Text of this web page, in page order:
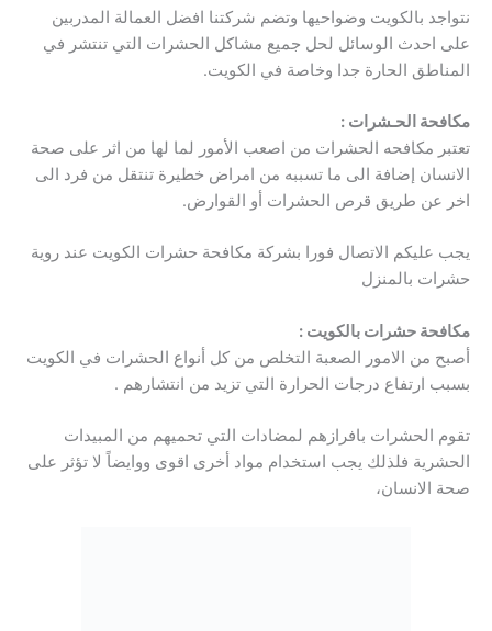
نتواجد بالكويت وضواحيها وتضم شركتنا افضل العمالة المدربين
على احدث الوسائل لحل جميع مشاكل الحشرات التي تنتشر في
المناطق الحارة جدا وخاصة في الكويت.
مكافحة الحـشرات :
تعتبر مكافحه الحشرات من اصعب الأمور لما لها من اثر على صحة
الانسان إضافة الى ما تسببه من امراض خطيرة تنتقل من فرد الى
اخر عن طريق قرص الحشرات أو القوارض.
يجب عليكم الاتصال فورا بشركة مكافحة حشرات الكويت عند روية
حشرات بالمنزل
مكافحة حشرات بالكويت :
أصبح من الامور الصعبة التخلص من كل أنواع الحشرات في الكويت
بسبب ارتفاع درجات الحرارة التي تزيد من انتشارهم .
تقوم الحشرات بافرازهم لمضادات التي تحميهم من المبيدات
الحشرية فلذلك يجب استخدام مواد أخرى اقوى ووايضاً لا تؤثر على
صحة الانسان،